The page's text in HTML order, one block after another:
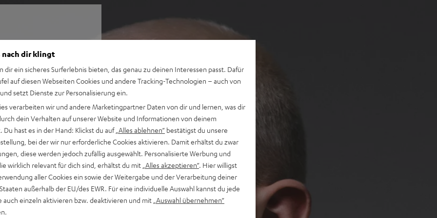
trotzdem elegant
der AIRY TWS PRO. Ob
Welt der In-Ears gibt er
Cancelling für eine
um
von Spotify,
übertragen
für extra weiten
und starkem, präzisem
mit ANC, über 7
nach dir klingt
dir ein sicheres Surferlebnis bieten, das genau zu deinen Interessen passt. Dafür
auf diesen Webseiten Cookies und andere Tracking-Technologien – auch von
setzt Dienste zur Personalisierung ein.
verarbeiten wir und andere Marketingpartner Daten von dir und lernen, was dir
dein Verhalten auf unserer Website und Informationen von deinem
Du hast es in der Hand: Klickst du auf „Alles ablehnen“ bestätigst du unsere
bei der wir nur erforderliche Cookies aktivieren. Damit erhältst du zwar
diese werden jedoch zufällig ausgewählt. Personalisierte Werbung und
wirklich relevant für dich sind, erhältst du mit „Alles akzeptieren“. Hier willigst
aller Cookies ein sowie der Weitergabe und der Verarbeitung deiner
außerhalb der EU/des EWR. Für eine individuelle Auswahl kannst du jede
auch einzeln aktivieren bzw. deaktivieren und mit „Auswahl übernehmen“